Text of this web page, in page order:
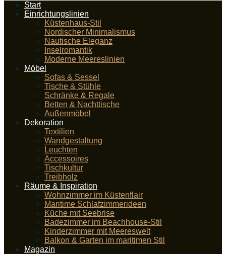
Start
Einrichtungslinien
Küstenhaus-Stil
Nordischer Minimalismus
Nautische Eleganz
Inselromantik
Moderne Meereslinien
Möbel
Sofas & Sessel
Tische & Stühle
Schränke & Regale
Betten & Nachttische
Außenmöbel
Dekoration
Textilien
Wandgestaltung
Leuchten
Accessoires
Tischkultur
Treibholz
Räume & Inspiration
Wohnzimmer im Küstenflair
Maritime Schlafzimmerideen
Küche mit Seebrise
Badezimmer im Beachhouse-Stil
Kinderzimmer mit Meereswelt
Balkon & Garten im maritimen Stil
Magazin